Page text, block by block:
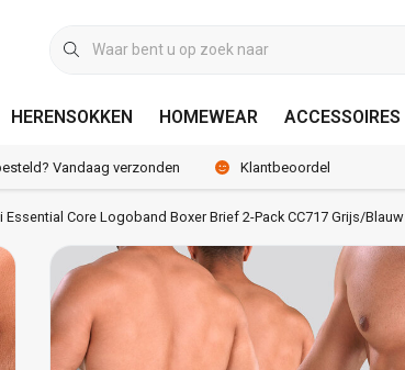
HERENSOKKEN HOMEWEAR ACCESSOIRES
Vandaag verzonden Klantbeoordeling 8.9 / 10
Essential Core Logoband Boxer Brief 2-Pack CC717 Grijs/Blauw